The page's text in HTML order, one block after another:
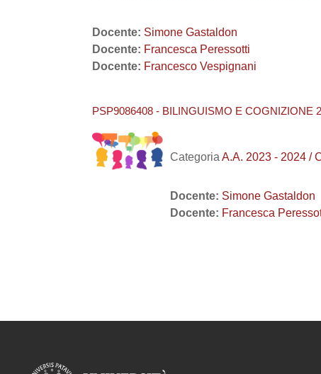
Docente: Simone Gastaldon
Docente: Francesca Peressotti
Docente: Francesco Vespignani
PSP9086408 - BILINGUISMO E COGNIZIONE
Categoria A.A. 2023 - 2024 /
Docente: Simone Gastaldon
Docente: Francesca